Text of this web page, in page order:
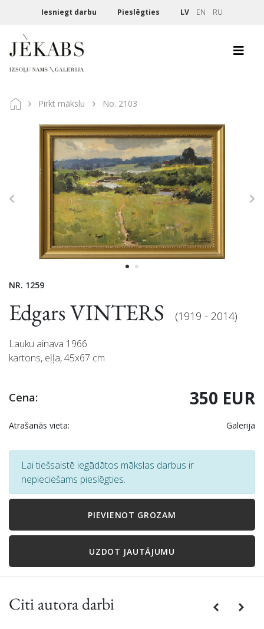
Iesniegt darbu Pieslēgties LV EN RU
Pirkt mākslu No. 2103
NR. 1259
Edgars VINTERS (1919 - 2014)
Lauku ainava 1966
kartons, eļļa, 45x67 cm
Cena: 350 EUR
Atrašanās vieta: Galerija
Lai tiešsaistē iegādātos mākslas darbus ir
nepieciešams pieslēgties.
PIEVIENOT GROZAM
UZDOT JAUTĀJUMU
Citi autora darbi PreviousNext